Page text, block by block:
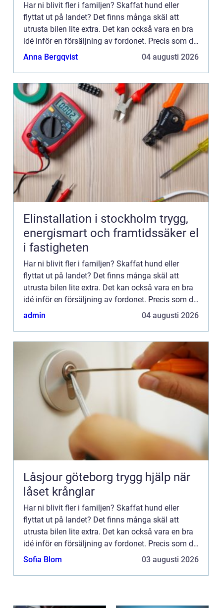
Har ni blivit fler i familjen? Skaffat hund eller
flyttat ut på landet? Det finns många skäl att
utrusta bilen lite extra. Det kan också vara en bra
idé inför en försäljning av fordonet. Precis som du
fr&a...
Anna Bergqvist 04 augusti 2026
Elinstallation i stockholm trygg,
energismart och framtidssäker el
i fastigheten
Har ni blivit fler i familjen? Skaffat hund eller
flyttat ut på landet? Det finns många skäl att
utrusta bilen lite extra. Det kan också vara en bra
idé inför en försäljning av fordonet. Precis som du
fr&a...
admin 04 augusti 2026
Låsjour göteborg trygg hjälp när
låset krånglar
Har ni blivit fler i familjen? Skaffat hund eller
flyttat ut på landet? Det finns många skäl att
utrusta bilen lite extra. Det kan också vara en bra
idé inför en försäljning av fordonet. Precis som du
fr&a...
Sofia Blom 03 augusti 2026